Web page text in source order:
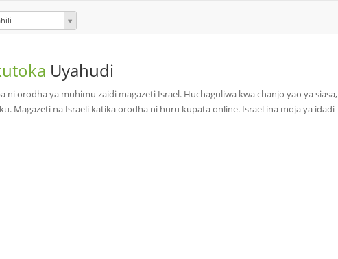
Uyahudi
ni orodha ya muhimu zaidi magazeti Israel. Huchaguliwa kwa chanjo yao ya siasa,
Magazeti na Israeli katika orodha ni huru kupata online. Israel ina moja ya idadi